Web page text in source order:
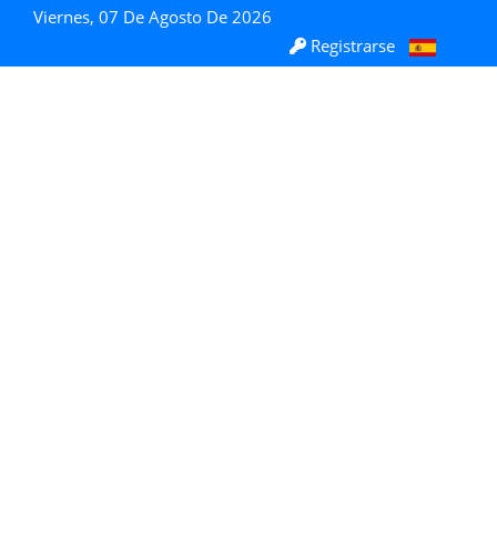
Viernes, 07 De Agosto De 2026
Registrarse